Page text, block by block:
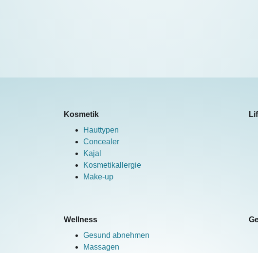
Kosmetik
Hauttypen
Concealer
Kajal
Kosmetikallergie
Make-up
Wellness
Gesund abnehmen
Massagen